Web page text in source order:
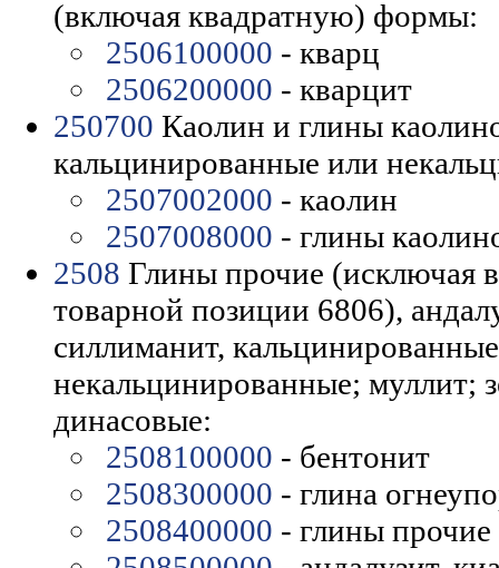
(включая квадратную) формы:
2506100000 - кварц
2506200000 - кварцит
250700 Каолин и глины
кальцинированные или
2507002000 - каолин
2507008000 - глины
2508 Глины прочие (исключая
товарной позиции 6806),
силлиманит,
некальцинированные; муллит;
динасовые:
2508100000 - бентонит
2508300000 - глина
2508400000 - глины прочие